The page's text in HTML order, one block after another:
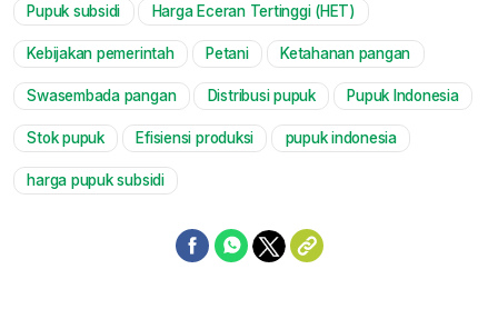
Pupuk subsidi Harga Eceran Tertinggi (HET)
Kebijakan pemerintah Petani Ketahanan pangan
Swasembada pangan Distribusi pupuk Pupuk Indonesia
Stok pupuk Efisiensi produksi pupuk indonesia
harga pupuk subsidi